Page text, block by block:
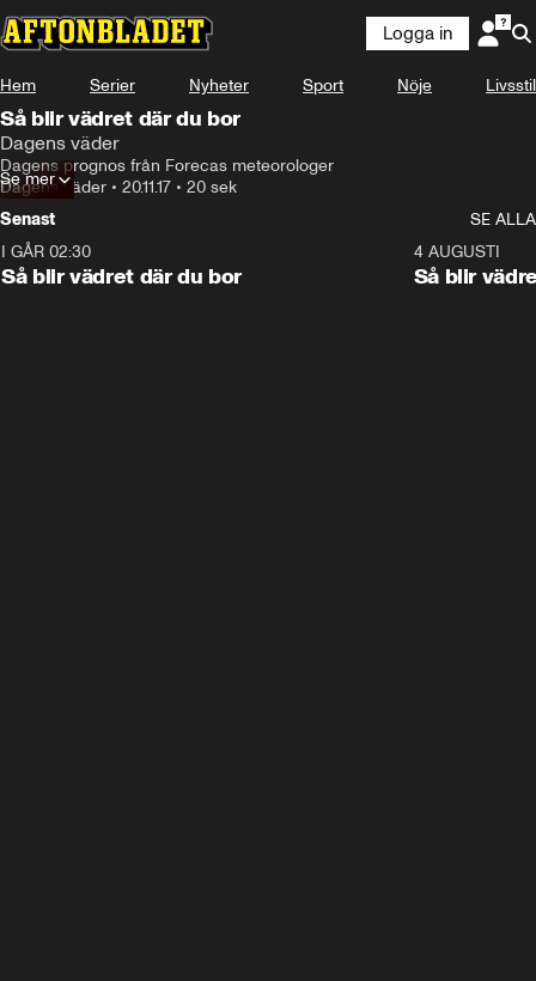
Logga in
Hem Serier Nyheter Sport Nöje Livsstil
Så blir vädret där du bor
Dagens väder
Dagens prognos från Forecas meteorologer
Dagens väder • 20.11.17 • 20 sek
Se mer
Senast
SE ALLA
I GÅR 02:30
Så blir vädret där du bor
4 AUGUSTI
Så blir